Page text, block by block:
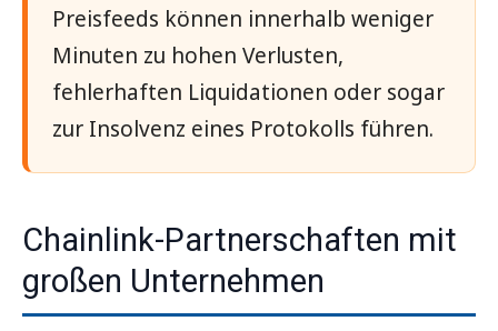
Preisfeeds können innerhalb weniger
Minuten zu hohen Verlusten,
fehlerhaften Liquidationen oder sogar
zur Insolvenz eines Protokolls führen.
Chainlink-Partnerschaften mit
großen Unternehmen